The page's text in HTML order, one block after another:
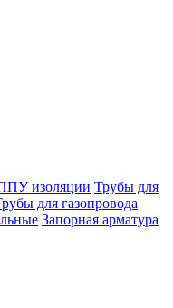
изоляции Трубы для
для газопровода
Запорная арматура